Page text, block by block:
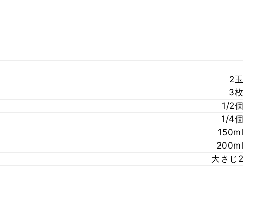
2玉
3枚
1/2個
1/4個
150ml
200ml
大さじ2